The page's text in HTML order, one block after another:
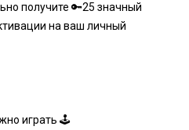
получите 🔑25 значный
на ваш личный
играть 🕹